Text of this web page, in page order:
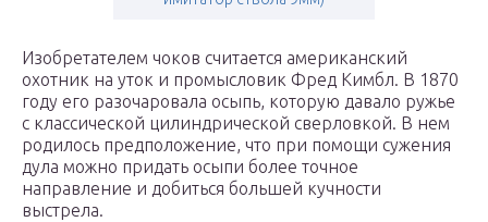
Изобретателем чоков считается американский
охотник на уток и промысловик Фред Кимбл. В 1870
году его разочаровала осыпь, которую давало ружье
с классической цилиндрической сверловкой. В нем
родилось предположение, что при помощи сужения
дула можно придать осыпи более точное
направление и добиться большей кучности
выстрела.